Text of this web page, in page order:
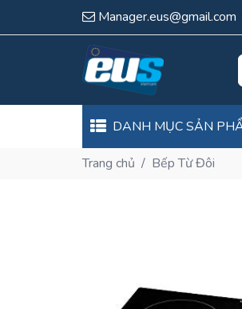
Manager.eus@gmail.com
DANH MỤC SẢN
Trang chủ / Bếp Từ Đôi